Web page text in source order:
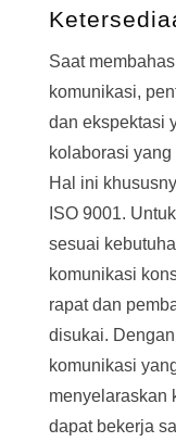
Saat
komunikasi,
dan ekspektasi
kolaborasi
Hal ini
ISO 9001.
sesuai
komunikasi
rapat dan
disukai.
komunikasi
menyelaraskan
dapat bekerja